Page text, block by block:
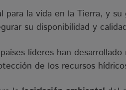
para la vida en la Tierra, y
su disponibilidad y
líderes han
de los recursos